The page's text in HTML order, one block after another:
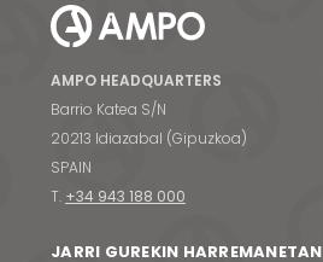
AMPO HEADQUARTERS
Barrio Katea S/N
20213 Idiazabal (Gipuzkoa)
SPAIN
T. +34 943 188 000
JARRI GUREKIN HARREMANETAN